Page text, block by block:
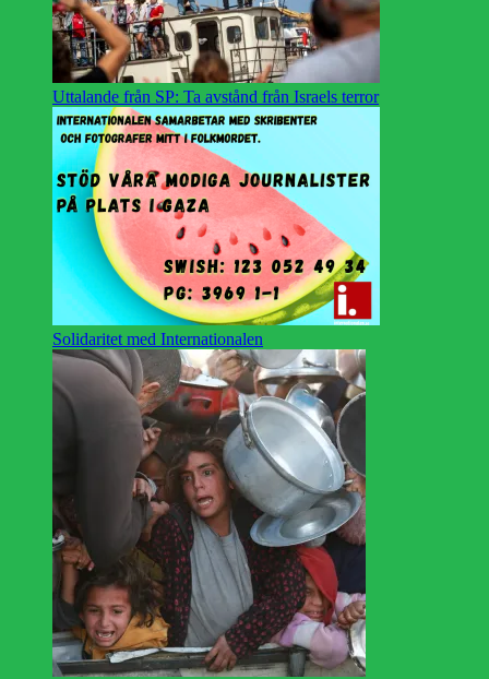
Uttalande från SP: Ta avstånd från Israels terror
Solidaritet med Internationalen